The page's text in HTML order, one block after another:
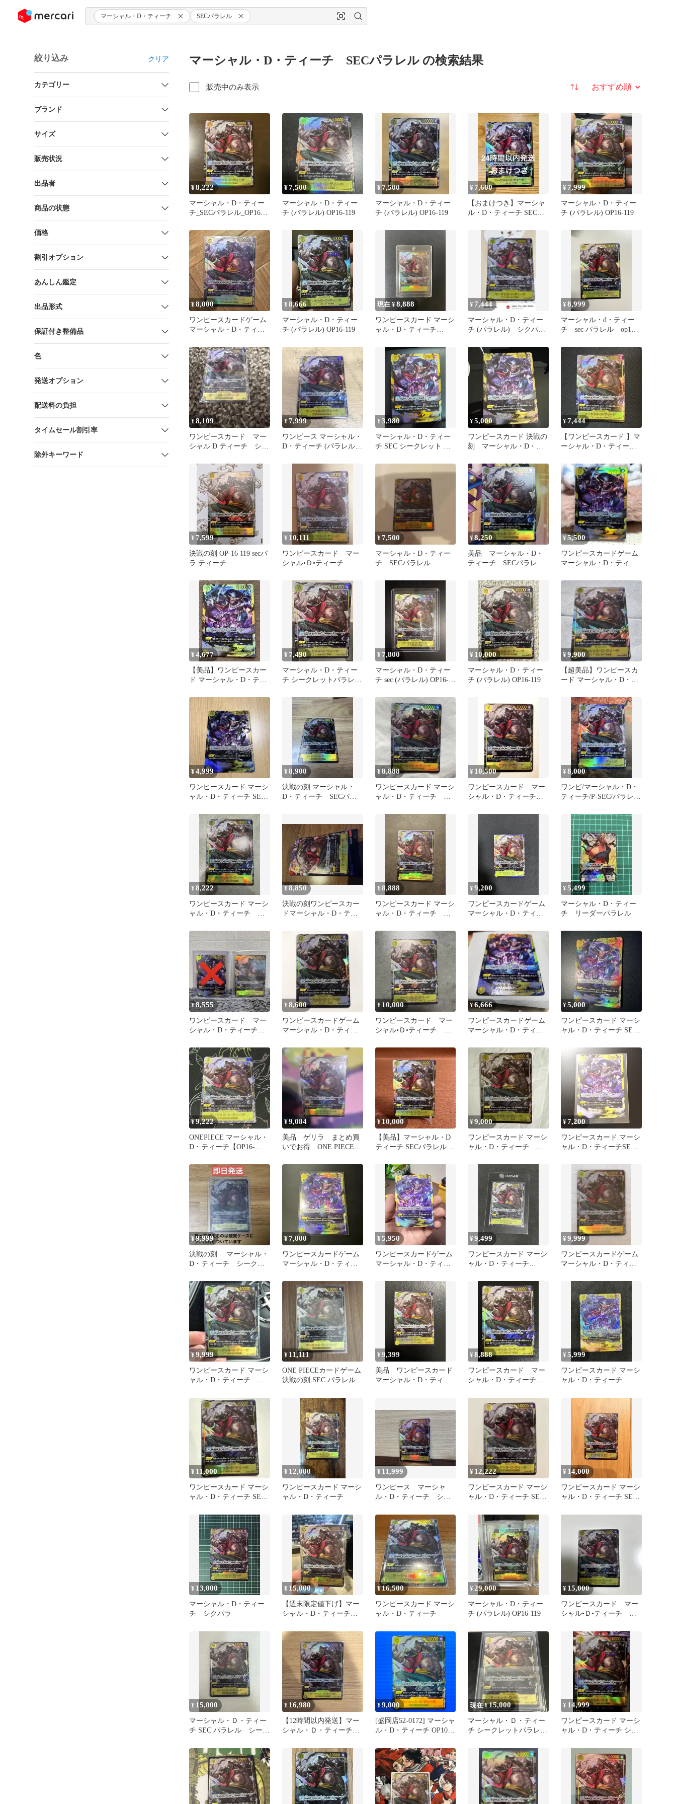
ツにスキップ マーシャル・D・ティーチ SECパラレル
絞り込み クリア
カテゴリー
ブランド
サイズ
販売状況
出品者
商品の状態
価格
割引オプション
あんしん鑑定
出品形式
保証付き整備品
色
発送オプション
配送料の負担
タイムセール割引率
除外キーワード
マーシャル・D・ティーチ SECパラレル の検索結果
販売中のみ表示 並び替え
¥8,222
マーシャル・D・ティー
チ_SECパラレル_OP16-
¥7,500
マーシャル・D・ティー
チ (パラレル) OP16-119
¥7,500
マーシャル・D・ティー
チ (パラレル) OP16-119
¥ 7,600
【おまけつき】マーシャ
ル・D・ティーチ SEC
¥ 7,999
マーシャル・D・ティー
チ (パラレル) OP16-119
¥8,000
ワンピースカードゲーム
マーシャル・D・ティー
¥8,666
マーシャル・D・ティー
チ (パラレル) OP16-119
現在 ¥8,888
ワンピースカード マーシ
ャル・D・ティーチ
¥ 7,444
マーシャル・D・ティー
チ (パラレル) シクパラ
¥8,999
マーシャル・d・ティー
チ sec パラレル op16-
¥8,109
ワンピースカード マー
シャル D ティーチ シー
¥7,999
ワンピース マーシャル・
D・ティーチ (パラレル)
¥3,980
マーシャル・D・ティー
チ SEC シークレット パ
¥5,000
ワンピースカード 決戦の
刻 マーシャル・D・テ
¥7,444
【ワンピースカード 】マ
ーシャル・D・ティーチ
¥ 7,599
決戦の刻 OP-16 119 secパ
ラ ティーチ
¥ 10,111
ワンピースカード マー
シャル•Ｄ•ティーチ
¥7,500
マーシャル・D・ティー
チ SECパラレル
¥8,250
美品 マーシャル・D・
ティーチ SECパラレ
¥5,500
ワンピースカードゲーム
マーシャル・D・ティー
¥4,677
【美品】ワンピースカー
ド マーシャル・D・ティ
¥ 7,490
マーシャル・D・ティー
チ シークレットパラレ
¥ 7,800
マーシャル・D・ティー
チ sec (パラレル) OP16-
¥ 10,000
マーシャル・D・ティー
チ (パラレル) OP16-119
¥9,900
【超美品】ワンピースカ
ード マーシャル・D・テ
¥4,999
ワンピースカード マーシ
ャル・D・ティーチ SEC
¥8,900
決戦の刻 マーシャル・
D・ティーチ SECパラ
¥8,888
ワンピースカード マーシ
ャル・D・ティーチ
¥ 10,500
ワンピースカード マー
シャル・D・ティーチ
¥8,000
ワンピ/マーシャル・D・
ティーチ/P-SEC/パラレ
¥8,222
ワンピースカード マーシ
ャル・D・ティーチ
¥8,850
決戦の刻ワンピースカー
ドマーシャル・D・ティ
¥8,888
ワンピースカード マーシ
ャル・D・ティーチ
¥9,200
ワンピースカードゲーム
マーシャル・D・ティー
ル
¥5,499
マーシャル・D・ティー
チ リーダーパラレル
¥8,555
ワンピースカード マー
シャル・D・ティーチ
¥8,600
ワンピースカードゲーム
マーシャル・D・ティー
¥ 10,000
ワンピースカード マー
シャル•Ｄ•ティーチ
¥6,666
ワンピースカードゲーム
マーシャル・D・ティー
¥5,000
ワンピースカード マーシ
ャル・D・ティーチ SEC
¥9,222
ONEPIECE マーシャル・
D・ティーチ【OP16-
¥9,084
美品 ゲリラ まとめ買
いでお得 ONE PIECE
¥10,000
【美品】マーシャル・D
ティーチ SECパラレル
¥9,000
ワンピースカード マーシ
ャル・D・ティーチ
¥7,200
ワンピースカード マーシ
ャル・D・ティーチSEC
¥9,999
決戦の刻 マーシャル・
D・ティーチ シークレ
¥7,000
ワンピースカードゲーム
マーシャル・D・ティー
¥5,950
ワンピースカードゲーム
マーシャル・D・ティー
¥9,499
ワンピースカード マーシ
ャル・D・ティーチ
¥9,999
ワンピースカードゲーム
マーシャル・D・ティー
¥9,999
ワンピースカード マーシ
ャル・D・ティーチ
¥ 11,111
ONE PIECEカードゲーム
決戦の刻 SEC パラレル
¥9,399
美品 ワンピースカード
マーシャル・D・ティー
¥8,888
ワンピースカード マー
シャル・D・ティーチ
¥5,999
ワンピースカード マーシ
ャル・D・ティーチ
¥ 11,000
ワンピースカード マーシ
ャル・D・ティーチ SEC
¥ 12,000
ワンピースカード マーシ
ャル・D・ティーチ
¥ 11,999
ワンピース マーシャ
ル・D・ティーチ シー
SEC
¥ 12,222
ワンピースカード マーシ
ャル・D・ティーチ SEC
¥ 14,000
ワンピースカード マーシ
ャル・D・ティーチ SEC
¥ 13,000
マーシャル・D・ティー
チ シクパラ
¥ 15,000
【週末限定値下げ】マー
シャル・D・ティーチ
¥16,500
ワンピースカード マーシ
ャル・D・ティーチ
¥29,000
マーシャル・D・ティー
チ (パラレル) OP16-119
¥ 15,000
ワンピースカード マー
シャル•Ｄ•ティーチ
¥ 15,000
マーシャル・Ｄ・ティー
チ SEC パラレル シーク
¥ 16,980
【12時間以内発送】マー
シャル・Ｄ・ティーチ
119）
¥9,000
[盛岡店52-0172] マーシャ
ル・D・ティーチ OP10-
ケ]
現在 ¥15,000
マーシャル・Ｄ・ティー
チ シークレットパラレル
¥ 14,999
ワンピースカード マーシ
ャル・D・ティーチ シー